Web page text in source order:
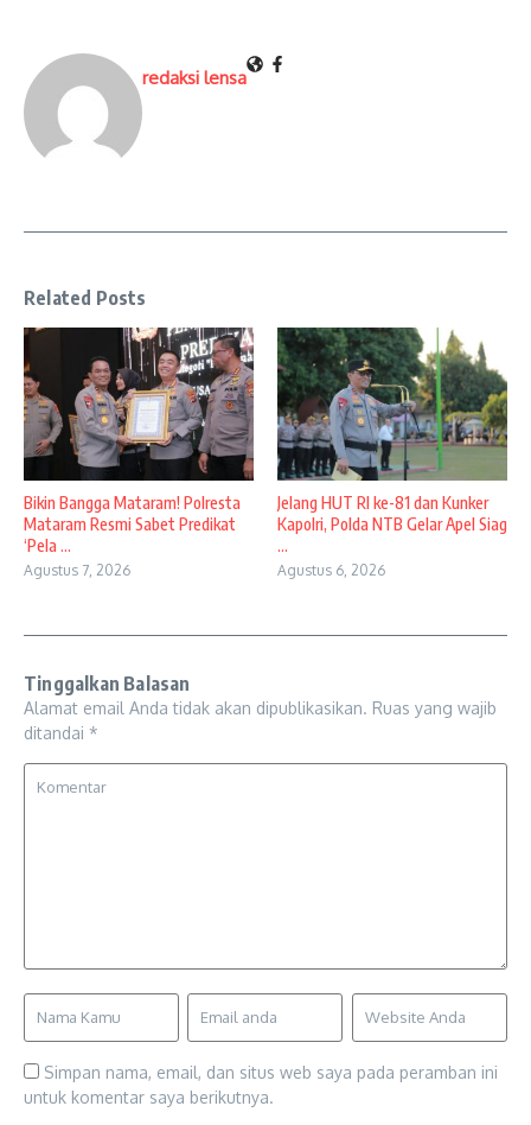
redaksi lensa
Related Posts
Bikin Bangga Mataram! Polresta
Mataram Resmi Sabet Predikat
‘Pela ...
Agustus 7, 2026
Jelang HUT RI ke-81 dan Kunker
Kapolri, Polda NTB Gelar Apel Siag
...
Agustus 6, 2026
Tinggalkan Balasan
Alamat email Anda tidak akan dipublikasikan. Ruas yang wajib
ditandai *
Simpan nama, email, dan situs web saya pada peramban ini
untuk komentar saya berikutnya.